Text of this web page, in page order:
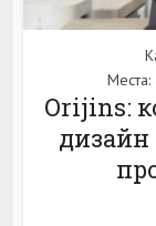
Места:
Orijins:
дизайн